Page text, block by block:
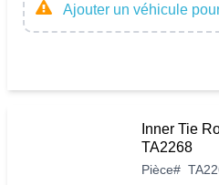
Ajouter un véhicule
Inner Tie
TA2268
Pièce#